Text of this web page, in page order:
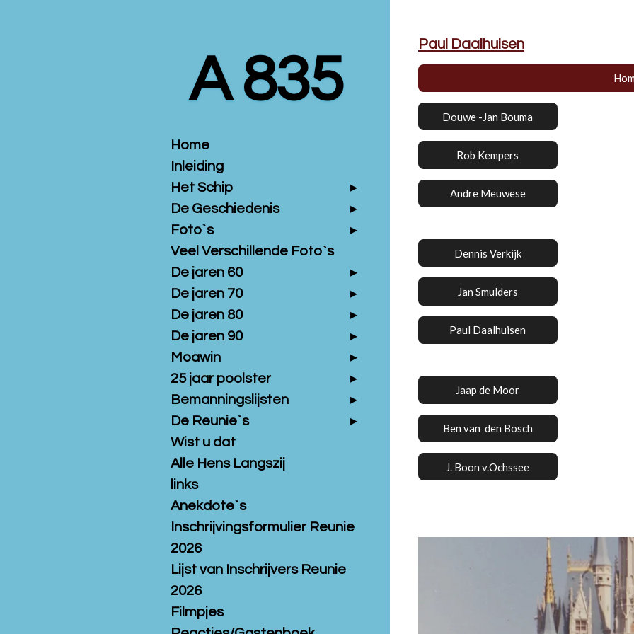
Paul Daalhuisen
Douwe -Jan Bouma
Rob Kempers
Andre Meuwese
Dennis Verkijk
Jan Smulders
Paul Daalhuisen
Jaap de Moor
Ben van den Bosch
J. Boon v.Ochssee
A 835
Home
Inleiding
Het Schip
De Geschiedenis
Foto`s
Veel Verschillende Foto`s
De jaren 60
De jaren 70
De jaren 80
De jaren 90
Moawin
25 jaar poolster
Bemanningslijsten
De Reunie`s
Wist u dat
Alle Hens Langszij
links
Anekdote`s
Inschrijvingsformulier Reunie
2026
Lijst van Inschrijvers Reunie
2026
Filmpjes